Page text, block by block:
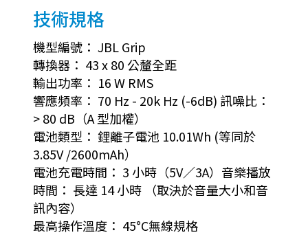
技術規格
機型編號： JBL Grip
轉換器： 43 x 80 公釐全距
輸出功率： 16 W RMS
響應頻率： 70 Hz - 20k Hz (-6dB) 訊噪比：
> 80 dB（A 型加權）
電池類型： 鋰離子電池 10.01Wh (等同於
3.85V /2600mAh）
電池充電時間： 3 小時（5V／3A）音樂播放
時間： 長達 14 小時 （取決於音量大小和音
訊內容）
最高操作溫度： 45°C無線規格